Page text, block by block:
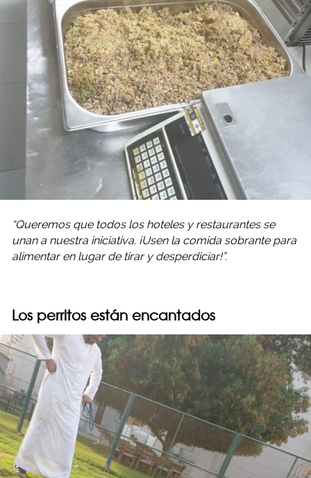
“Queremos que todos los hoteles y restaurantes se
unan a nuestra iniciativa. ¡Usen la comida sobrante para
alimentar en lugar de tirar y desperdiciar!”.
Los perritos están encantados